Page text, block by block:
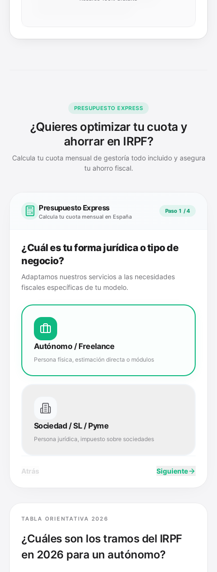
PRESUPUESTO EXPRESS
¿Quieres optimizar tu cuota y
ahorrar en IRPF?
Calcula tu cuota mensual de gestoría todo incluido y asegura
tu ahorro fiscal.
Presupuesto Express
Calcula tu cuota mensual en España
Paso 1 / 4
¿Cuál es tu forma jurídica o tipo de
negocio?
Adaptamos nuestros servicios a las necesidades
fiscales específicas de tu modelo.
Autónomo / Freelance
Persona física, estimación directa o módulos
Sociedad / SL / Pyme
Persona jurídica, impuesto sobre sociedades
Atrás Siguiente
TABLA ORIENTATIVA 2026
¿Cuáles son los tramos del IRPF
en 2026 para un autónomo?